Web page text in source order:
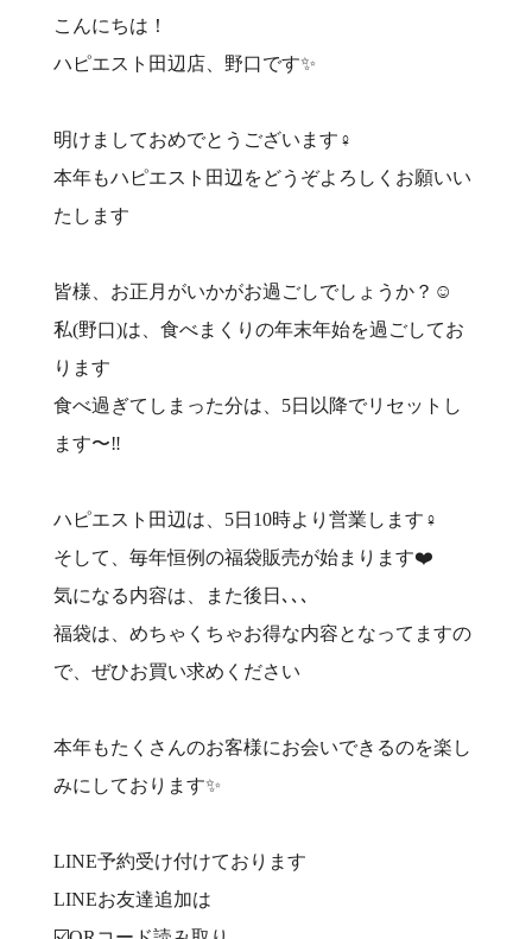
こんにちは！
ハピエスト田辺店、野口です✨
明けましておめでとうございます‍♀️
本年もハピエスト田辺をどうぞよろしくお願いい
たします
皆様、お正月がいかがお過ごしでしょうか？☺️
私(野口)は、食べまくりの年末年始を過ごしてお
ります
食べ過ぎてしまった分は、5日以降でリセットし
ます〜‼️
ハピエスト田辺は、5日10時より営業します‍♀️
そして、毎年恒例の福袋販売が始まります❤️
気になる内容は、また後日､､､
福袋は、めちゃくちゃお得な内容となってますの
で、ぜひお買い求めください
本年もたくさんのお客様にお会いできるのを楽し
みにしております✨
LINE予約受け付けております
LINEお友達追加は